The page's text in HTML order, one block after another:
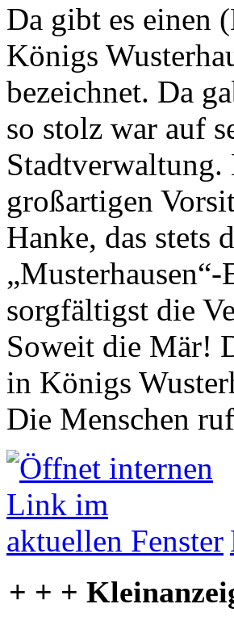
Da gibt es einen
Königs
bezeichnet. Da
so stolz war auf
Stadtverwaltung.
großartigen
Hanke, das stets
sorgfältigst die
Soweit die Mär!
in Königs
Die Menschen
+ + +